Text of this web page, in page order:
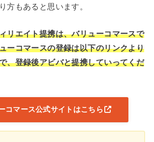
方もあると思います。
リエイト提携は、バリューコマースで
ーコマースの登録は以下のリンクより
、登録後アビバと提携していってくだ
コマース公式サイトはこちら